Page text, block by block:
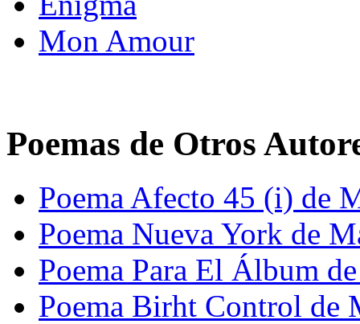
Mon Amour
Poemas de Otros
Poema Afecto 45 (i) de
Poema Nueva York de
Poema Para El Álbum
Poema Birht Control de